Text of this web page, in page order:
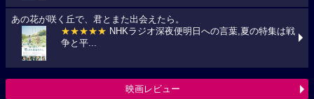
あの花が咲く丘で、君とまた出会えたら。
★★★★★ NHKラジオ深夜便明日への言葉,夏の特集は戦
争と平...
映画レビュー